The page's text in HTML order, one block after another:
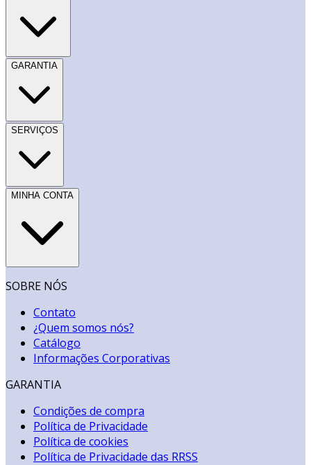
GARANTIA
SERVIÇOS
MINHA CONTA
SOBRE NÓS
Contato
¿Quem somos nós?
Catálogo
Informações Corporativas
GARANTIA
Condições de compra
Política de Privacidade
Política de cookies
Política de Privacidade das RRSS